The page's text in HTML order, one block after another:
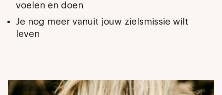
voelen en doen
Je nog meer vanuit jouw zielsmissie wilt
leven